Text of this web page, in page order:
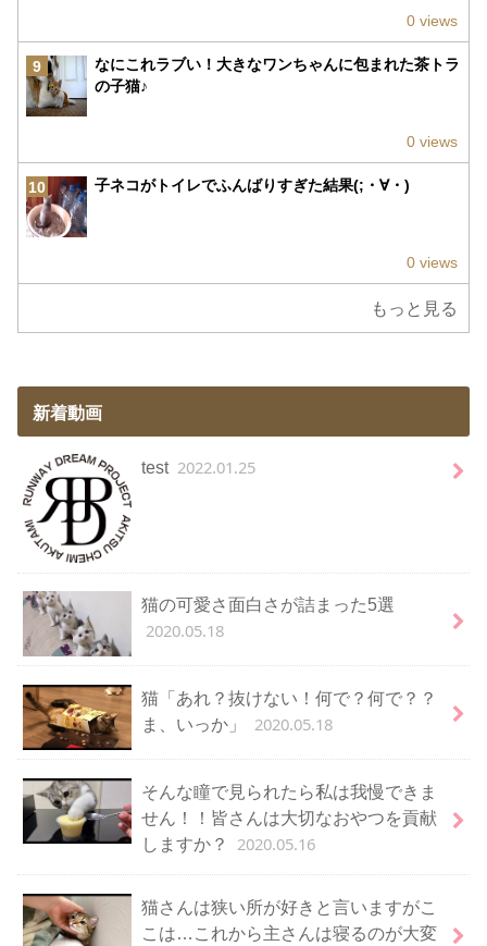
0 views
9
なにこれラブい！大きなワンちゃんに包まれた茶トラ
の子猫♪
0 views
10 子ネコがトイレでふんばりすぎた結果(;・∀・)
0 views
もっと見る
新着動画
test 2022.01.25
猫の可愛さ面白さが詰まった5選
2020.05.18
猫「あれ？抜けない！何で？何で？？
ま、いっか」
2020.05.18
そんな瞳で見られたら私は我慢できま
せん！！皆さんは大切なおやつを貢献
しますか？
2020.05.16
猫さんは狭い所が好きと言いますがこ
こは…これから主さんは寝るのが大変